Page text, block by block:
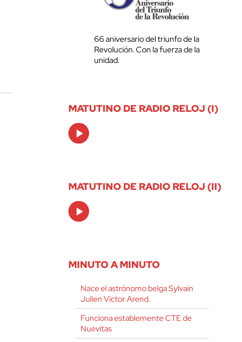
66 aniversario del triunfo de la
Revolución. Con la fuerza de la
unidad.
MATUTINO DE RADIO RELOJ (I)
Audio
Player
MATUTINO DE RADIO RELOJ (II)
Audio
Player
MINUTO A MINUTO
Nace el astrónomo belga Sylvain
Julien Victor Arend.
Funciona establemente CTE de
Nuevitas